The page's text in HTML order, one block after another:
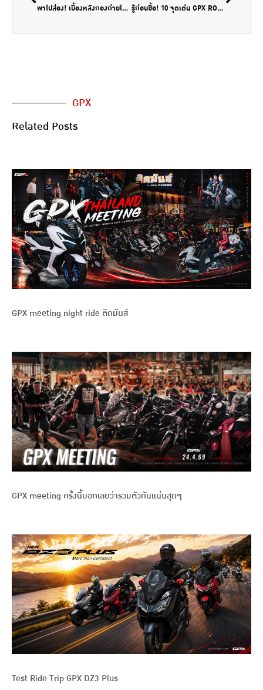
พาไปส่อง! เบื้องหลังกองถ่ายโฆษณา กว่าจะมาเป็น NEW GPX DEMON GR200R รู้ก่อนซื้อ! 10 จุดเด่น GPX ROCK ที่คุณจะต้องหลงร็อคคค!
GPX
Related Posts
GPX meeting night ride ติดมันส์
GPX meeting ครั้งนี้บอกเลยว่ารวมตัวกันแน่นสุดๆ
Test Ride Trip GPX DZ3 Plus